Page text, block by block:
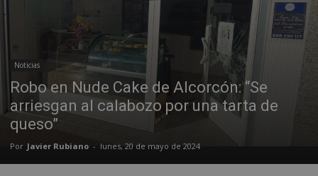
Noticias
Robo en Nude Cake de Alcorcón: “Se
arriesgan al calabozo por una tarta de
queso”
Por Javier Rubiano - lunes, 20 de mayo de 2024